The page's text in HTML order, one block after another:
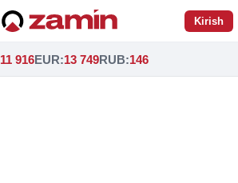
Kirish
11 916EUR:13 749RUB:146